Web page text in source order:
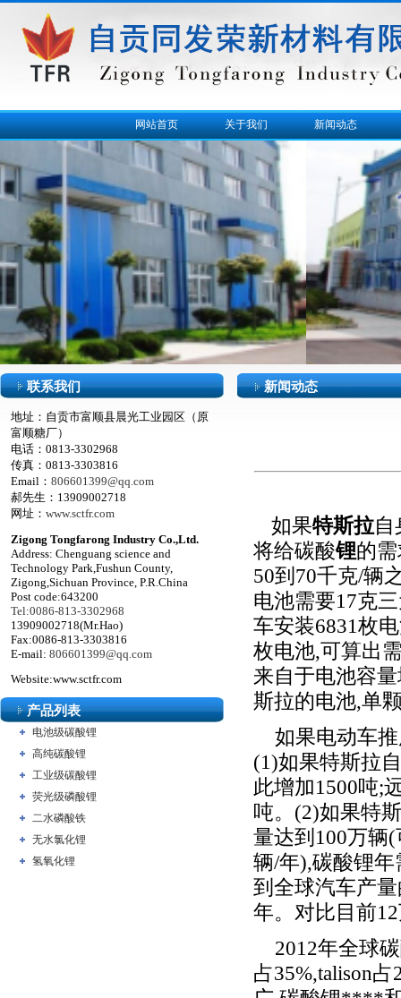
网站首页 关于我们 新闻动态
联系我们
地址：自贡市富顺县晨光工业园区（原
富顺糖厂）
电话：0813-3302968
传真：0813-3303816
Email：806601399@qq.com
郝先生：13909002718
网址：www.sctfr.com
Zigong Tongfarong Industry Co.,Ltd.
Address: Chenguang science and
Technology Park,Fushun County,
Zigong,Sichuan Province, P.R.China
Post code:643200
Tel:0086-813-3302968
13909002718(Mr.Hao)
Fax:0086-813-3303816
E-mail:806601399@qq.com
Website:www.sctfr.com
产品列表
电池级碳酸锂
高纯碳酸锂
工业级碳酸锂
荧光级磷酸锂
二水磷酸铁
无水氯化锂
氢氧化锂
新闻动态
如果特斯拉
将给碳酸锂的
50到70千克/辆
电池需要17克
车安装6831枚
枚电池,可算出
来自于电池容
斯拉的电池,单
如果电动车推
(1)如果特斯拉
此增加1500吨;
吨。(2)如果特
量达到100万辆
辆/年),碳酸锂
到全球汽车产
年。对比目前
2012年全球碳
占35%,talison